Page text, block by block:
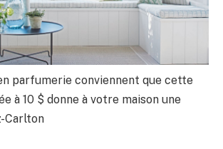
parfumerie conviennent que cette
à 10 $ donne à votre maison une
Carlton